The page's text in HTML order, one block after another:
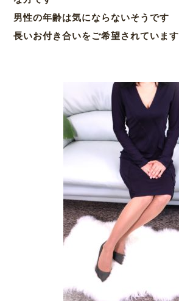
男性の年齢は気にならないそうです
長いお付き合いをご希望されています